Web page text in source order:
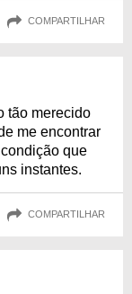
COMPARTILHAR
tão merecido
me encontrar
que
instantes.
COMPARTILHAR